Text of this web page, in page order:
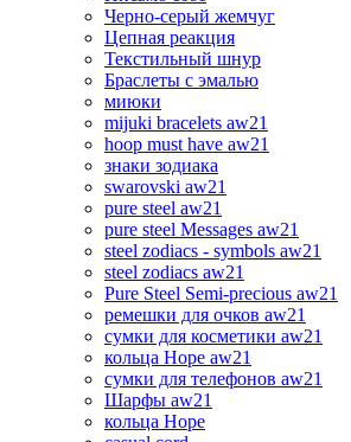
Черно-серый жемчуг
Цепная реакция
Текстильный шнур
Браслеты с эмалью
миюки
mijuki bracelets aw21
hoop must have aw21
знаки зодиака
swarovski aw21
pure steel aw21
pure steel Messages aw21
steel zodiacs - symbols aw21
steel zodiacs aw21
Pure Steel Semi-precious aw21
ремешки для очков aw21
сумки для косметики aw21
кольца Hope aw21
сумки для телефонов aw21
Шарфы aw21
кольца Hope